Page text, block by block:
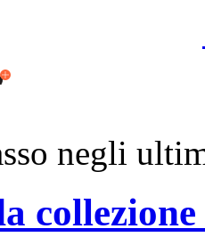
negli